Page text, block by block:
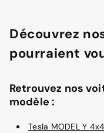
Découvrez
pourraient
Retrouvez nos
modèle :
Tesla MODEL Y